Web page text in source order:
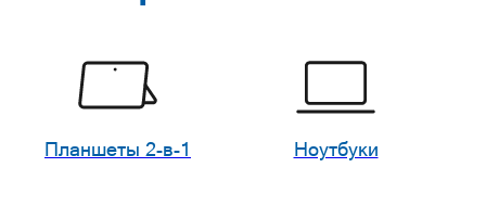
Планшеты 2-в-1 Ноутбуки